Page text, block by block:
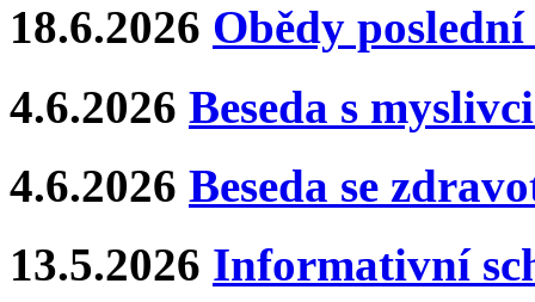
18.6.2026 Obědy
4.6.2026 Beseda s
4.6.2026 Beseda se
13.5.2026 Informativní